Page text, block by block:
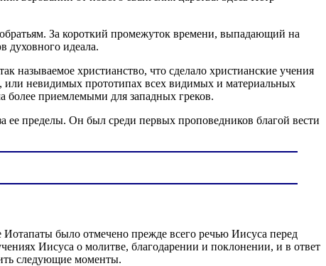
За короткий промежуток времени, выпадающий на
духовного идеала.
называемое христианство, что сделало христианские учения
невидимых прототипах всех видимых и материальных
приемлемыми для западных греков.
пределы. Он был среди первых проповедников благой вести
было отмечено прежде всего речью Иисуса перед
Иисуса о молитве, благодарении и поклонении, и в ответ
следующие моменты.